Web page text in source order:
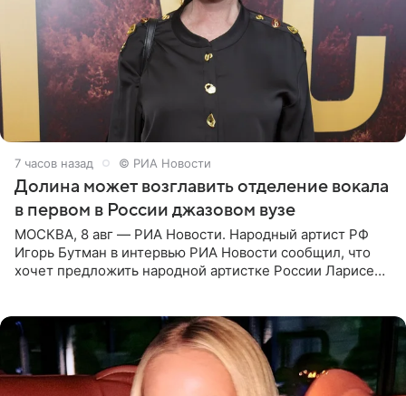
7 часов назад © РИА Новости
Долина может возглавить отделение вокала
в первом в России джазовом вузе
МОСКВА, 8 авг — РИА Новости. Народный артист РФ
Игорь Бутман в интервью РИА Новости сообщил, что
хочет предложить народной артистке России Ларисе